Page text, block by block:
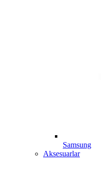
Samsung
Aksesuarlar